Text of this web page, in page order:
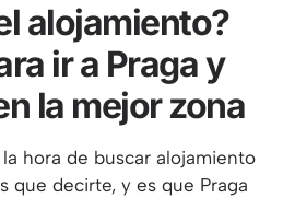
alojamiento?
ir a Praga y
la mejor zona
hora de buscar alojamiento
que decirte, y es que Praga